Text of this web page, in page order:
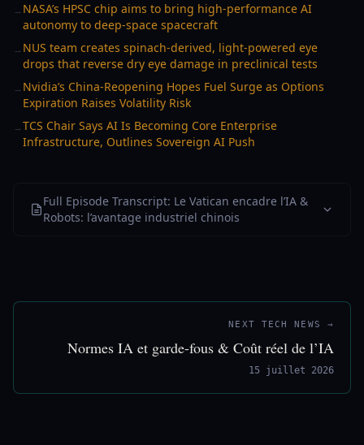
→ NASA’s HPSC chip aims to bring high-performance AI
autonomy to deep-space spacecraft
→ NUS team creates spinach-derived, light-powered eye
drops that reverse dry eye damage in preclinical tests
→ Nvidia’s China-Reopening Hopes Fuel Surge as Options
Expiration Raises Volatility Risk
→TCS Chair Says AI Is Becoming Core Enterprise
Infrastructure, Outlines Sovereign AI Push
Full Episode Transcript: Le Vatican encadre l’IA &
Robots: l’avantage industriel chinois
NEXT TECH NEWS →
Normes IA et garde-fous & Coût réel de l’IA
15 juillet 2026